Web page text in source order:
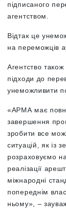
підписаного
агентством.
Відтак це
на переможців
Агентство
підходи до
унеможливити
«АРМА має
завершення
зробити все
ситуацій, як із
розраховуємо
реалізації
міжнародні
попереднім
ньому», –